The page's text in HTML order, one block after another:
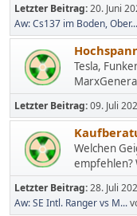
Letzter Beitrag:20. Juni
Aw: Cs137 im Boden, Ober...
Tesla,
Letzter Beitrag:09. Juli
Welchen
empfehlen?
Letzter Beitrag:28. Juli
Aw: SE Intl. Ranger vs M...